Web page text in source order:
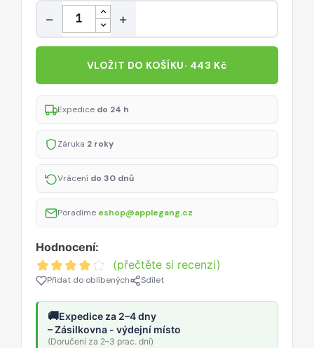
Množství
− +
VLOŽIT DO KOŠÍKU· 443 Kč
Expedice do 24 h
Záruka 2 roky
Vrácení do 30 dnů
Poradíme eshop@applegang.cz
Hodnocení:
(přečtěte si recenzi)
Přidat do oblíbených Sdílet
🚚Expedice za 2–4 dny
– Zásilkovna - výdejní místo
(Doručení za 2–3 prac. dní)